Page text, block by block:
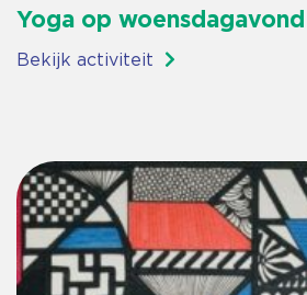
Yoga op woensdagavond
Bekijk activiteit